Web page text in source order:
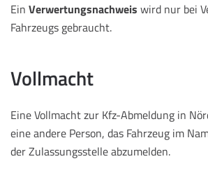
Ein Verwertungsnachweis wird nur bei
Fahrzeugs gebraucht.
Vollmacht
Eine Vollmacht zur Kfz-Abmeldung in
eine andere Person, das Fahrzeug im
der Zulassungsstelle abzumelden.